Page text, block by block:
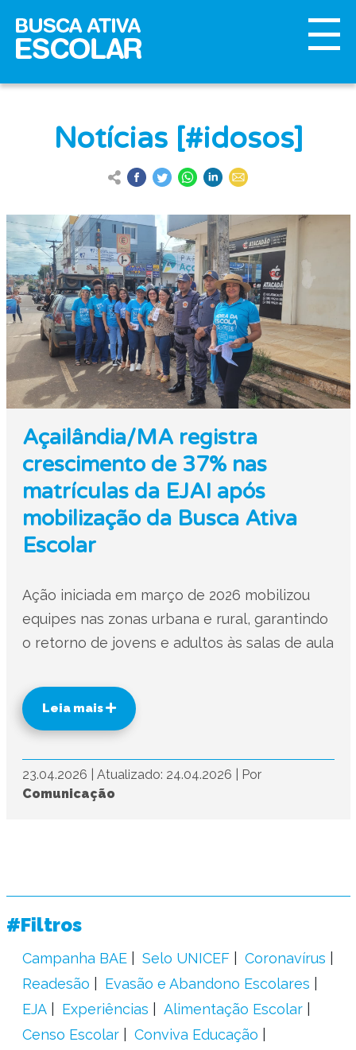
Notícias [#idosos]
Açailândia/MA registra
crescimento de 37% nas
matrículas da EJAI após
mobilização da Busca Ativa
Escolar
Ação iniciada em março de 2026 mobilizou
equipes nas zonas urbana e rural, garantindo
o retorno de jovens e adultos às salas de aula
Leia mais
23.04.2026 Atualizado: 24.04.2026
Por
Comunicação
#Filtros
Campanha BAE Selo UNICEF
Coronavírus
Readesão
Evasão e Abandono Escolares
EJA
Experiências
Alimentação Escolar
Censo Escolar
Conviva Educação